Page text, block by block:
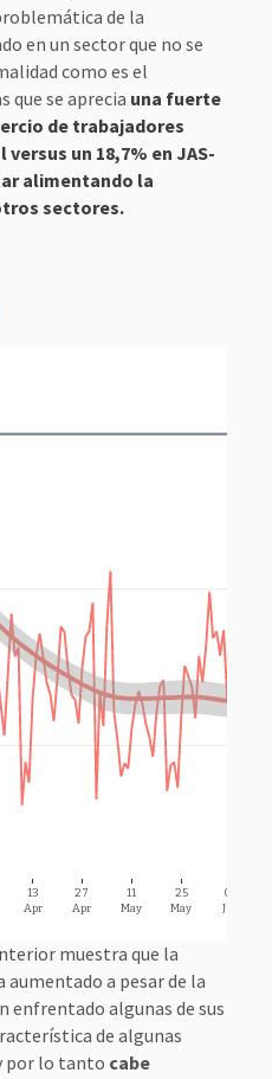
de la
en un sector que no se
como es el
que se aprecia una fuerte
de trabajadores
un 18,7% en JAS-
alimentando la
sectores.
13
Apr
27
Apr
11
May
25
May
08
Jun
muestra que la
a pesar de la
enfrentado algunas de sus
de algunas
por lo tanto cabe